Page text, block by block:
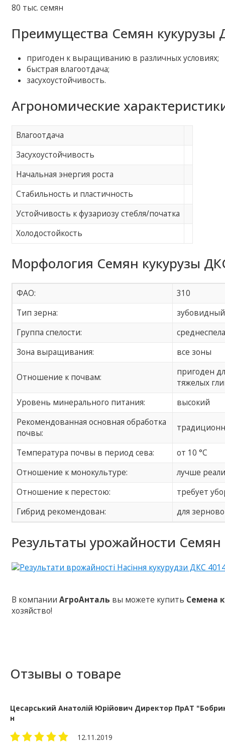
80 тыс. семян
Преимущества Семян кукурузы
пригоден к выращиванию в различных условиях;
быстрая влагоотдача;
засухоустойчивость.
Агрономические
Влагоотдача
Засухоустойчивость
Начальная энергия роста
Стабильность и пластичность
Устойчивость к фузариозу стебля/початка
Холодостойкость
Морфология Семян кукурузы
ФАО:
310
Тип зерна:
зубовидный
Группа спелости:
Зона выращивания:
все зоны
Отношение к почвам:
пригоден
тяжелых
Уровень минерального питания:
высокий
Рекомендованная основная обработка
почвы:
Температура почвы в период сева:
от 10 °С
Отношение к монокультуре:
лучше
Отношение к перестою:
требует
Гибрид рекомендован:
для
Результаты урожайности
В компанииАгроАнталь вы можете купить Семена
хозяйство!
Отзывы о товаре
Цесарський Анатолій Юрійович Директор ПрАТ
н
12.11.2019